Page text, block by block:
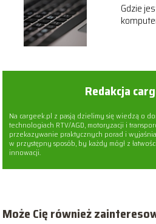
Gdzie
Redakcja
Na cargeek.pl z pasją dzielimy się wiedzą o
technologiach RTV/AGD, motoryzacji i
przekazywanie praktycznych porad i
w przystępny sposób, by każdy mógł z
innowacji.
Może Cię również